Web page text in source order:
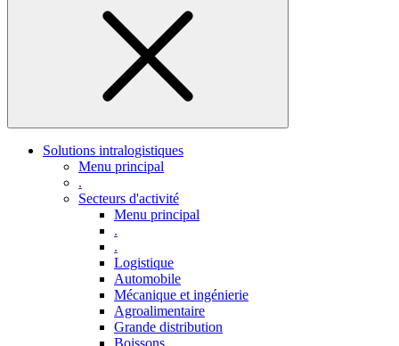
Solutions intralogistiques
Menu principal
.
Secteurs d'activité
Menu principal
.
.
Logistique
Automobile
Mécanique et ingénierie
Agroalimentaire
Grande distribution
Boissons